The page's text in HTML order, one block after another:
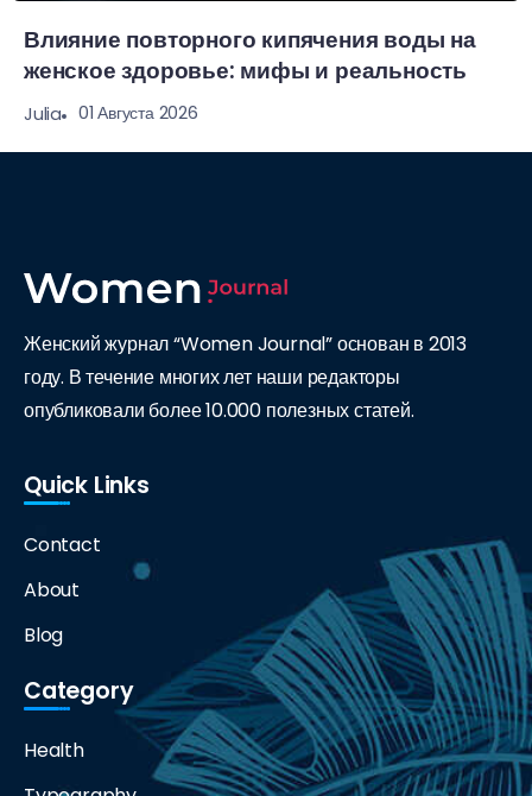
Влияние повторного кипячения воды на
женское здоровье: мифы и реальность
Julia 01 Августа 2026
Женский журнал “Women Journal” основан в 2013
году. В течение многих лет наши редакторы
опубликовали более 10.000 полезных статей.
Quick Links
Contact
About
Blog
Category
Health